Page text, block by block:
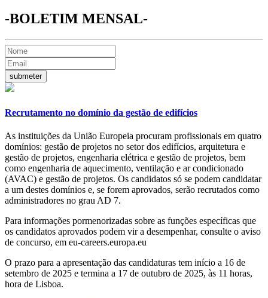
-BOLETIM MENSAL-
Recrutamento no domínio da gestão de edifícios
As instituições da União Europeia procuram profissionais em quatro
domínios: gestão de projetos no setor dos edifícios, arquitetura e
gestão de projetos, engenharia elétrica e gestão de projetos, bem
como engenharia de aquecimento, ventilação e ar condicionado
(AVAC) e gestão de projetos. Os candidatos só se podem candidatar
a um destes domínios e, se forem aprovados, serão recrutados como
administradores no grau AD 7.
Para informações pormenorizadas sobre as funções específicas que
os candidatos aprovados podem vir a desempenhar, consulte o aviso
de concurso, em eu-careers.europa.eu
O prazo para a apresentação das candidaturas tem início a 16 de
setembro de 2025 e termina a 17 de outubro de 2025, às 11 horas,
hora de Lisboa.